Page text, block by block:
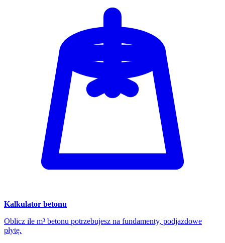
Kalkulator betonu
Oblicz ile m³ betonu potrzebujesz na fundamenty, podjazdowe
płytę.